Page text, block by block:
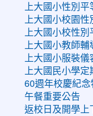
上大國小性別
上大國小校園
上大國小校性
上大國小教師
上大國小服裝
上大國民小學
60週年校慶紀念
午餐重要公告
返校日及開學上